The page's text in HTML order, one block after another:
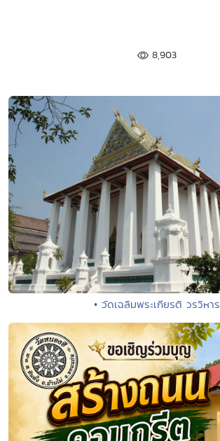
8,903
• วัดเฉลิมพระเกียรติ วรวิหาร